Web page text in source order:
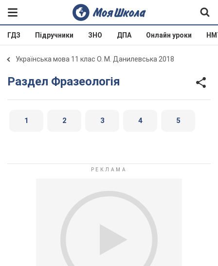
ГДЗ Підручники ЗНО ДПА Онлайн уроки
Українська мова 11 клас О. М. Данилевська 2018
Раздел Фразеологія
1 2 3 4 5